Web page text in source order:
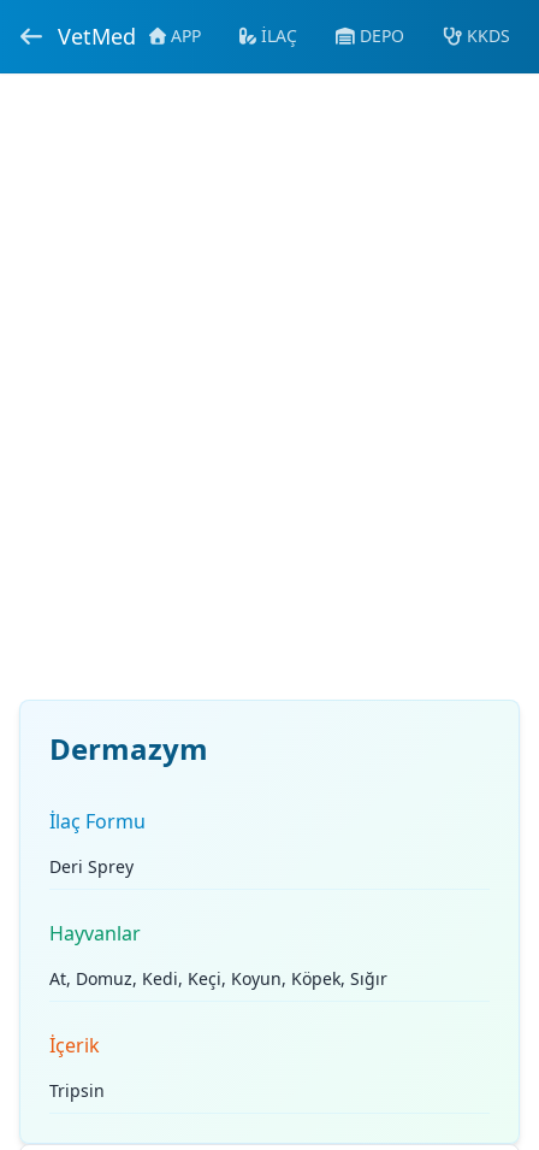
VetMed APP İLAÇ DEPO KKDS
Dermazym
İlaç Formu
Deri Sprey
Hayvanlar
At, Domuz, Kedi, Keçi, Koyun, Köpek, Sığır
İçerik
Tripsin